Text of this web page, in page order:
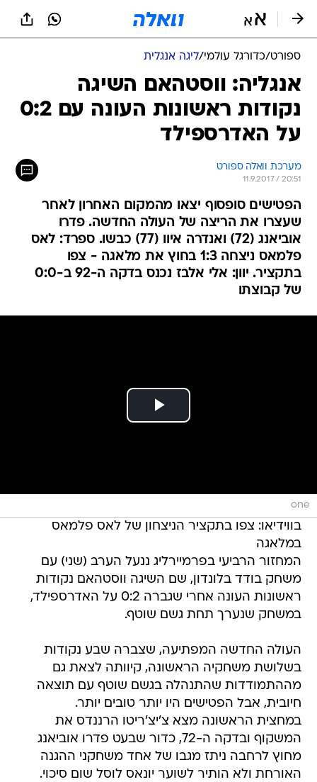
ספורט/כדורגל עולמי/ליגה אנגלית
אנגליה: ווסטהאם השיגה
נקודות ראשונות העונה עם 0:2
על האדרספילד
מערכת וואלה ספורט
11.9.2017 / 20:51
הפטישים סופסוף יצאו מהמקום האחרון לאחר
שעצרו את הריצה של העולה החדשה. פדרו
אוביאנג (72) ואנדרה איוו (77) כבשו. ספרד: לאס
פלמאס ניצחה 1:3 בחוץ את מלאגה - צפו
בתקציר. יוון: אלי אלבז נכנס בדקה ה-92 ב-0:0
של קבוצתו
one
בווידיאו: צפו בתקציר הניצחון של לאס פלמאס
במלאגה
המחזור הרביעי בפרמיירליג ננעל הערב (שני) עם
משחק בודד בלונדון, שם השיגה ווסטהאם נקודות
ראשונות העונה אחרי שגברה 0:2 על האדרספילד,
במשחק שנערך תחת גשם שוטף.
העולה החדשה המפתיעה, שצברה שבע נקודות
בשלושת משחקיה הראשונה, קיוותה לצאת גם
מההתמודדות שהתנהלה בגשם שוטף עם תוצאה
חיובית, אבל הפטישים היו יותר טובים יותר.
במחצית הראשונה מצא צ'יצ'ריטו הרננדס את
המשקוף ובדקה ה-72, כדור שבעט פדרו אוביאנג
מחוץ לרחבה ניתז מגבו של אחד משחקני ההגנה
האורחת ולא הותיר לשוער יונאס לוסל שום סיכוי.